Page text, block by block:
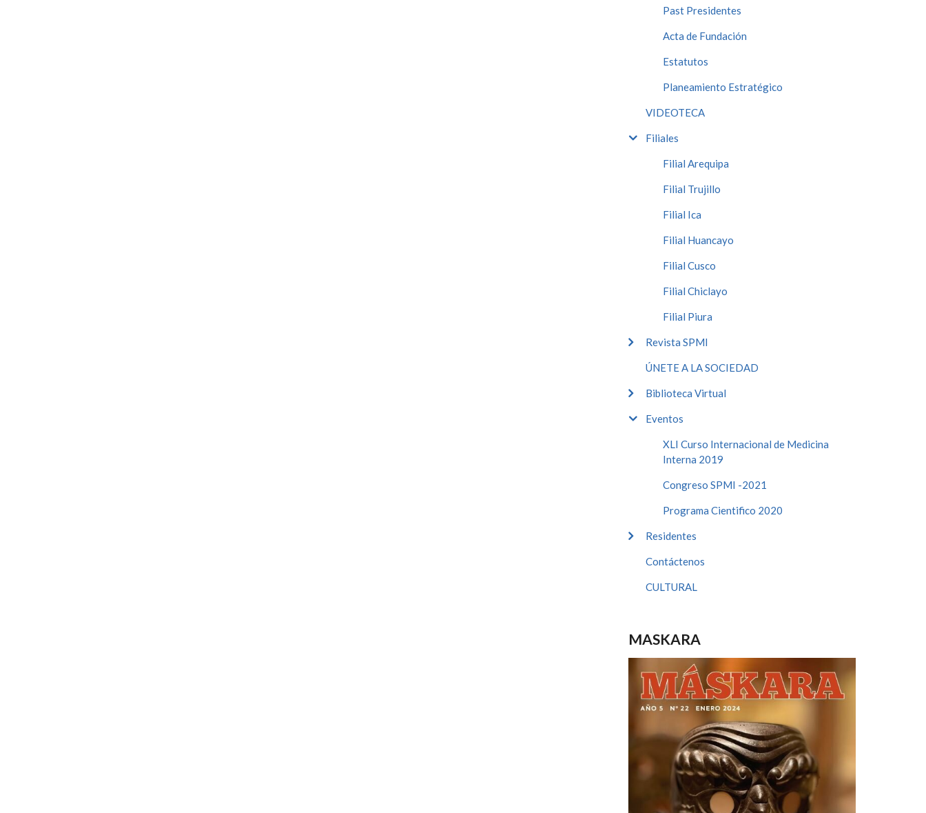
Past Presidentes
Acta de Fundación
Estatutos
Planeamiento Estratégico
VIDEOTECA
Filiales
Filial Arequipa
Filial Trujillo
Filial Ica
Filial Huancayo
Filial Cusco
Filial Chiclayo
Filial Piura
Revista SPMI
ÚNETE A LA SOCIEDAD
Biblioteca Virtual
Eventos
XLI Curso Internacional de Medicina
Interna 2019
Congreso SPMI -2021
Programa Cientifico 2020
Residentes
Contáctenos
CULTURAL
MASKARA